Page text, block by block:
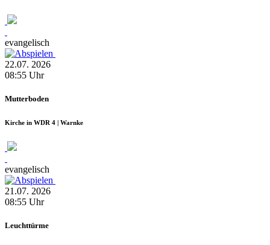
evangelisch
22.07. 2026
08:55 Uhr
Mutterboden
Kirche in WDR 4 | Warnke
evangelisch
21.07. 2026
08:55 Uhr
Leuchttürme